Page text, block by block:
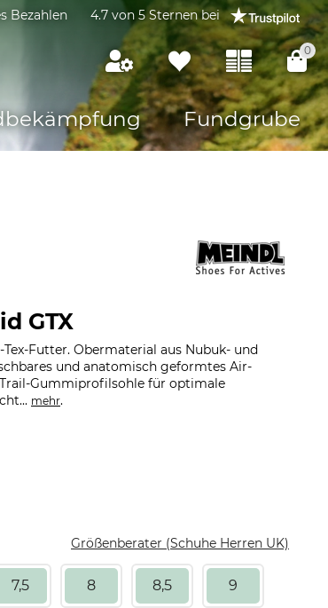
Bezahlen 4.7 von 5 Sternen bei
0
Fundgrube
GTX
Futter. Obermaterial aus Nubuk- und
und anatomisch geformtes Air-
Gummiprofilsohle für optimale
mehr.
Größenberater (Schuhe Herren UK)
7,5 8 8,5 9